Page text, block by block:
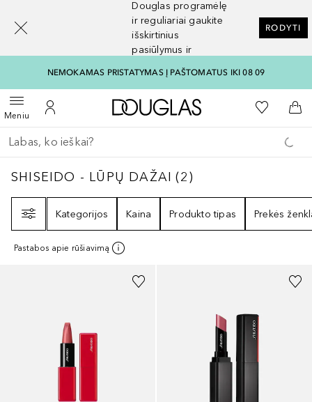
Douglas programėlę
ir reguliariai gaukite
išskirtinius
pasiūlymus ir
RODYTI
NEMOKAMAS PRISTATYMAS Į PAŠTOMATUS IKI 08 09
MeniuAtidaryti meniuĮ mano paskyrą
Į Douglas pagrindinį
Į mano
Į
Grįžk atgal
Vykdykite paiešką
SHISEIDO - LŪPŲ DAŽAI2
SHISEIDO - LŪPŲ DAŽAI (2)
Kategorijos
Kaina Produkto tipas Prekės
Pastabos apie rūšiavimą
+12
[navigation.slideout.screenreader]